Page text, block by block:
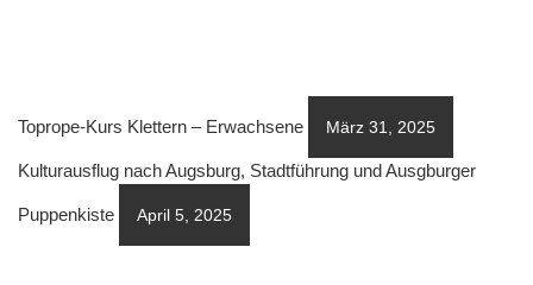
Toprope-Kurs Klettern – Erwachsene März 31, 2025
Kulturausflug nach Augsburg, Stadtführung und Ausgburger
Puppenkiste April 5, 2025